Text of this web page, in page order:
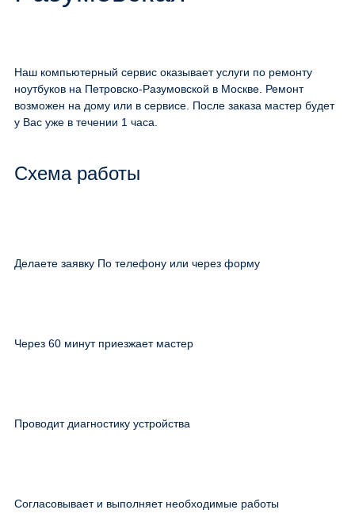
Наш компьютерный сервис оказывает услуги по ремонту
ноутбуков на Петровско-Разумовской в Москве. Ремонт
возможен на дому или в сервисе. После заказа мастер будет
у Вас уже в течении 1 часа.
Схема работы
Делаете заявку По телефону или через форму
Через 60 минут приезжает мастер
Проводит диагностику устройства
Согласовывает и выполняет необходимые работы